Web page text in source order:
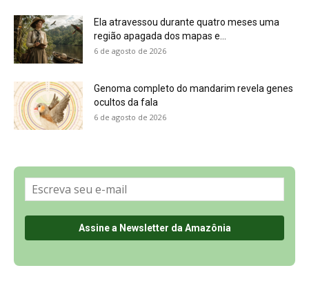
Política de Privacidade, LGPD e RGPD
Últimas Notícias
🌎 Español
©